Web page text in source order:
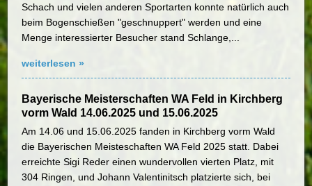
Schach und vielen anderen Sportarten konnte natürlich auch
beim Bogenschießen "geschnuppert" werden und eine
Menge interessierter Besucher stand Schlange,...
weiterlesen »
Bayerische Meisterschaften WA Feld in Kirchberg
vorm Wald 14.06.2025 und 15.06.2025
Am 14.06 und 15.06.2025 fanden in Kirchberg vorm Wald
die Bayerischen Meisteschaften WA Feld 2025 statt. Dabei
erreichte Sigi Reder einen wundervollen vierten Platz, mit
304 Ringen, und Johann Valentinitsch platzierte sich, bei